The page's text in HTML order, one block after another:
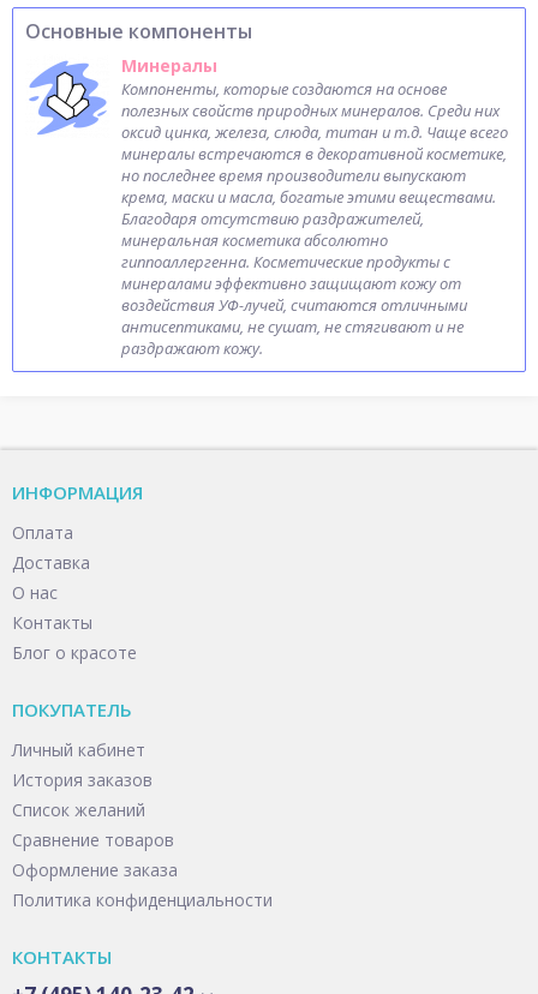
Основные компоненты
Минералы
Компоненты, которые создаются на основе
полезных свойств природных минералов. Среди них
оксид цинка, железа, слюда, титан и т.д. Чаще всего
минералы встречаются в декоративной косметике,
но последнее время производители выпускают
крема, маски и масла, богатые этими веществами.
Благодаря отсутствию раздражителей,
минеральная косметика абсолютно
гиппоаллергенна. Косметические продукты с
минералами эффективно защищают кожу от
воздействия УФ-лучей, считаются отличными
антисептиками, не сушат, не стягивают и не
раздражают кожу.
ИНФОРМАЦИЯ
Оплата
Доставка
О нас
Контакты
Блог о красоте
ПОКУПАТЕЛЬ
Личный кабинет
История заказов
Список желаний
Сравнение товаров
Оформление заказа
Политика конфиденциальности
КОНТАКТЫ